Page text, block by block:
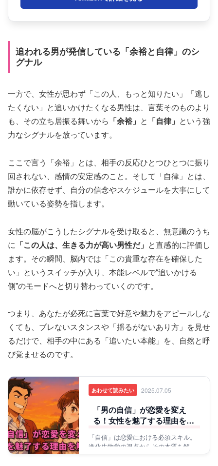
追われる男が発信している「余裕と自律」のシ
グナル
一方で、女性が思わず「この人、もっと知りたい」「逃し
たくない」と追いかけたくなる男性は、言葉そのものより
も、その立ち居振る舞いから
「余裕」 と 「自律」
という強
力なシグナルを放っています。
ここで言う「余裕」とは、相手の反応ひとつひとつに振り
回されない、感情の安定感のこと。そして「自律」とは、
誰かに依存せず、自分の信念やスケジュールを大事にして
動いている姿勢を指します。
女性の脳がこうしたシグナルを受け取ると、無意識のうち
に
「この人は、生きる力が高い男性だ」
と直感的に評価し
ます。その瞬間、脳内では「この貴重な存在を確保した
い」というスイッチが入り、本能レベルで“追いかける
側”のモードへと切り替わっていくのです。
つまり、あなたが必死に言葉で好意や魅力をアピールしな
くても、ブレないスタンスや「揺るがないあり方」を見せ
るだけで、相手の中にある「追いたい本能」を、自然と呼
び覚ませるのです。
あわせて読みたい 2025.07.05
「男の自信」が恋愛を変え
る！女性を魅了する理由を解
「自信」は恋愛における必須スキル。
進化生物学の視点からその本質を解き
明かし、女性を惹きつける具体的な活